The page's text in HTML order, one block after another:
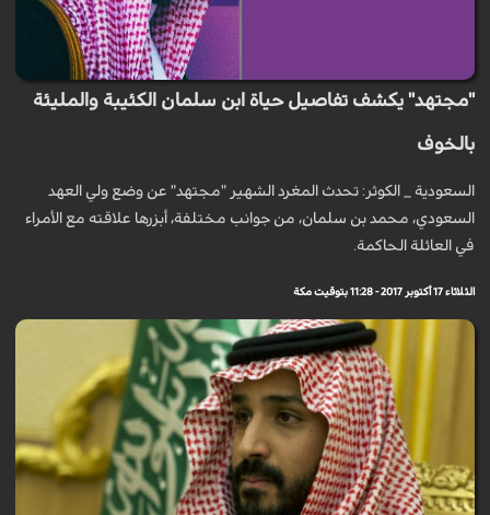
"مجتهد" يكشف تفاصيل حياة ابن سلمان الكئيبة والمليئة
بالخوف
السعودية _ الكوثر: تحدث المغرد الشهير "مجتهد" عن وضع ولي العهد
السعودي، محمد بن سلمان، من جوانب مختلفة، أبزرها علاقته مع الأمراء
في العائلة الحاكمة.
الثلاثاء 17 أكتوبر 2017 - 11:28 بتوقيت مكة